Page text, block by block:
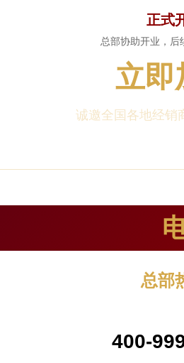
正式
总部协助开业，后
立即
诚邀全国各地经销
总部
400-